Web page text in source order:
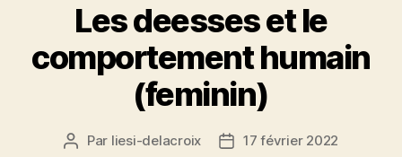
Les deesses et le
comportement humain
(feminin)
Auteur
Par liesi-delacroix
Date17 février 2022